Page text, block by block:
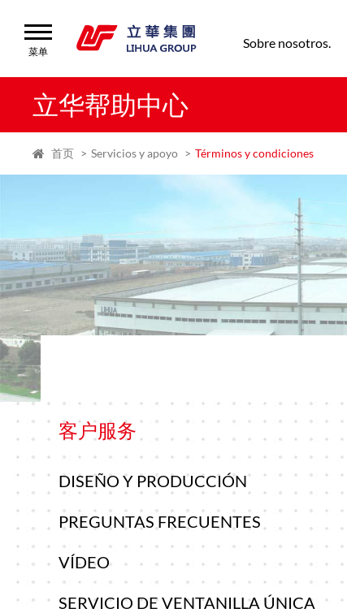
菜单
Sobre nosotros.
菜单
Sobre
nosotros.
Servicios
y
apoyo
Información
Llámanos.
立华帮助中心
首页 Servicios y apoyo Términos y condiciones
客户服务
DISEÑO Y PRODUCCIÓN
PREGUNTAS FRECUENTES
VÍDEO
SERVICIO DE VENTANILLA ÚNICA